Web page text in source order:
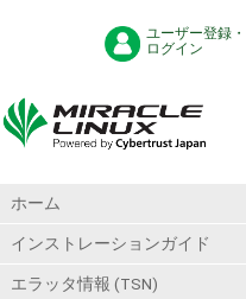
ユーザー登録・
ログイン
ホーム
インストレーションガイド
エラッタ情報 (TSN)